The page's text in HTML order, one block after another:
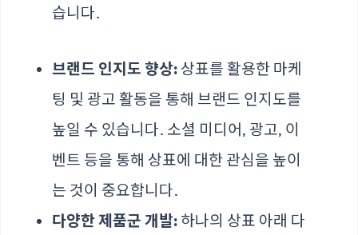
습니다.
브랜드 인지도 향상: 상표를 활용한 마케
팅 및 광고 활동을 통해 브랜드 인지도를
높일 수 있습니다. 소셜 미디어, 광고, 이
벤트 등을 통해 상표에 대한 관심을 높이
는 것이 중요합니다.
다양한 제품군 개발: 하나의 상표 아래 다